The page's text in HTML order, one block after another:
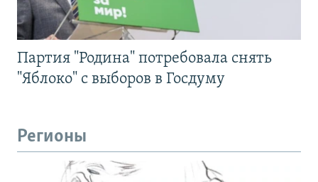
Партия "Родина" потребовала снять
"Яблоко" с выборов в Госдуму
Регионы